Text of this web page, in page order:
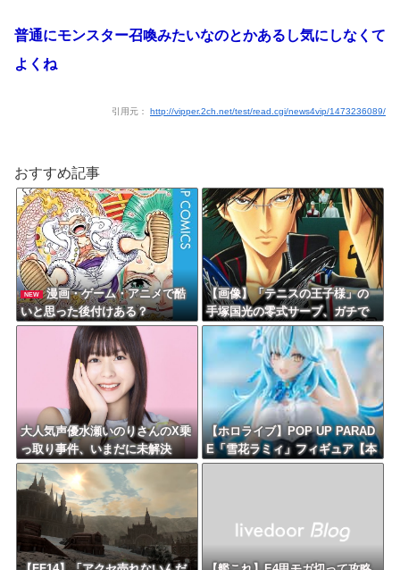
普通にモンスター召喚みたいなのとかあるし気にしなくて
よくね
引用元： http://vipper.2ch.net/test/read.cgi/news4vip/1473236089/
おすすめ記事
NEW
漫画・ゲーム・アニメで酷
いと思った後付けある？
【画像】「テニスの王子様」の
手塚国光の零式サーブ、ガチで
強すぎるｗｗｗｗ
大人気声優水瀬いのりさんのX乗
っ取り事件、いまだに未解決
【ホロライブ】POP UP PARAD
E「雪花ラミィ」フィギュア【本
日発売】